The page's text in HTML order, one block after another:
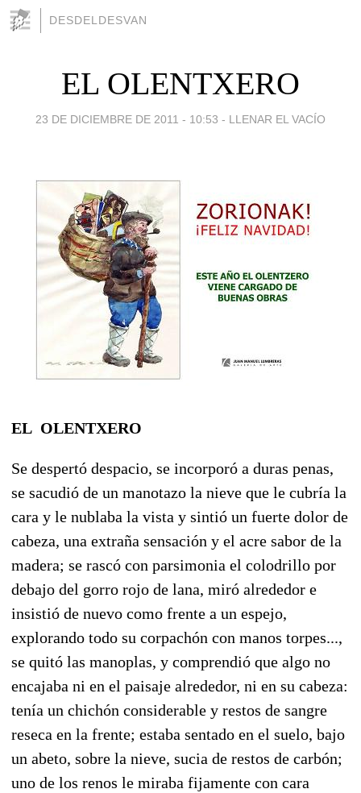
DESDELDESVAN
EL OLENTXERO
23 DE DICIEMBRE DE 2011 - 10:53 - LLENAR EL VACÍO
EL OLENTXERO
Se despertó despacio, se incorporó a duras penas,
se sacudió de un manotazo la nieve que le cubría la
cara y le nublaba la vista y sintió un fuerte dolor de
cabeza, una extraña sensación y el acre sabor de la
madera; se rascó con parsimonia el colodrillo por
debajo del gorro rojo de lana, miró alrededor e
insistió de nuevo como frente a un espejo,
explorando todo su corpachón con manos torpes...,
se quitó las manoplas, y comprendió que algo no
encajaba ni en el paisaje alrededor, ni en su cabeza:
tenía un chichón considerable y restos de sangre
reseca en la frente; estaba sentado en el suelo, bajo
un abeto, sobre la nieve, sucia de restos de carbón;
uno de los renos le miraba fijamente con cara